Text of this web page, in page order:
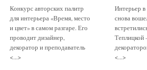
Конкурс авторских палитр
для интерьера «Время, место
и цвет» в самом разгаре. Его
проводит дизайнер,
декоратор и преподаватель
<...>
Интерьер
снова
Теплицкой
<...>